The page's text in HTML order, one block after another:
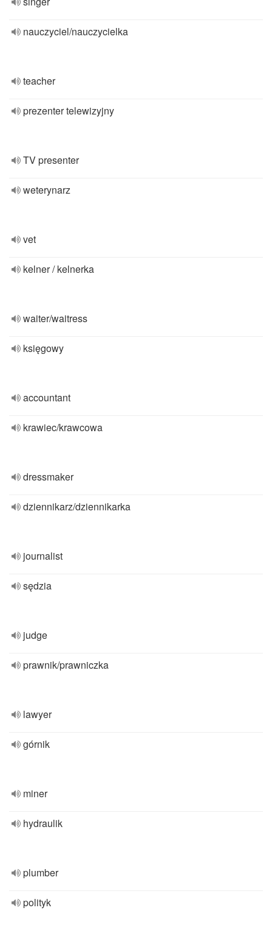
nauczyciel/nauczycielka
teacher
prezenter telewizyjny
TV presenter
weterynarz
vet
kelner / kelnerka
waiter/waitress
księgowy
accountant
krawiec/krawcowa
dressmaker
dziennikarz/dziennikarka
journalist
sędzia
judge
prawnik/prawniczka
lawyer
górnik
miner
hydraulik
plumber
polityk